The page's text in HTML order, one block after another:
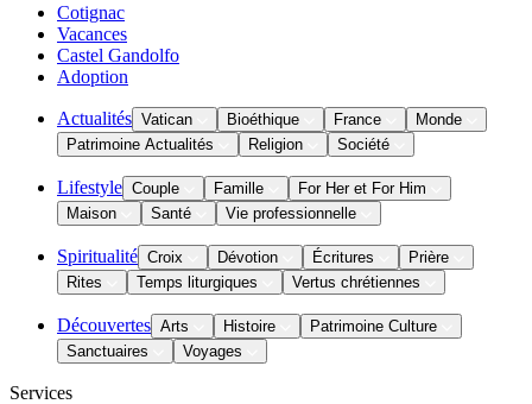
Cotignac
Vacances
Castel Gandolfo
Adoption
Actualités Vatican Bioéthique France
Monde
Patrimoine Actualités
Religion Société
Lifestyle Couple Famille
For Her et For Him
Maison
Santé Vie professionnelle
Spiritualité Croix Dévotion Écritures
Prière
Rites
Temps liturgiques Vertus chrétiennes
Découvertes Arts Histoire
Patrimoine Culture
Sanctuaires
Voyages
Services